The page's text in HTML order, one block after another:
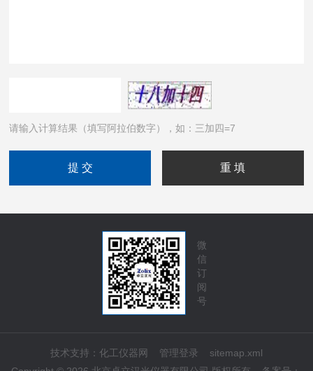
请输入计算结果（填写阿拉伯数字），如：三加四=7
微
信
订
阅
号
技术支持： 化工仪器网 管理登录
sitemap.xml